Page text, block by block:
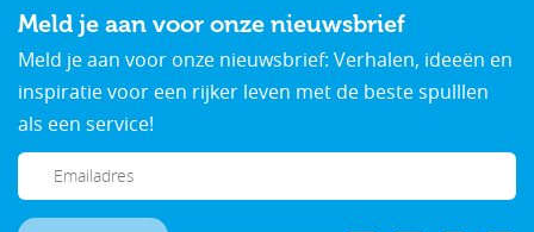
Meld je aan voor onze nieuwsbrief
Meld je aan voor onze nieuwsbrief: Verhalen, ideeën en
inspiratie voor een rijker leven met de beste spulllen
als een service!